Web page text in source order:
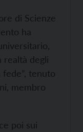
di Scienze
ha
realtà degli
tenuto
membro
poi sui